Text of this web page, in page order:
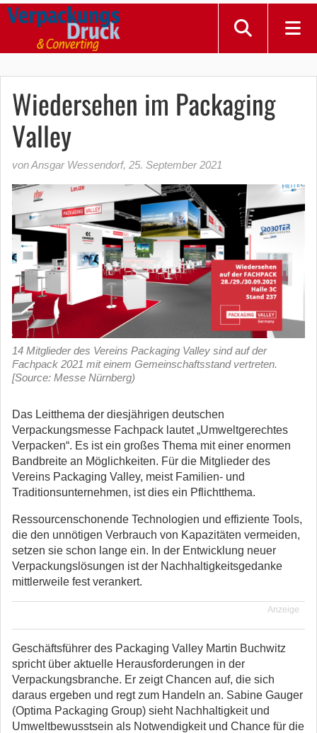
Wiedersehen im Packaging
Valley
von Ansgar Wessendorf, 25. September 2021
14 Mitglieder des Vereins Packaging Valley sind auf der
Fachpack 2021 mit einem Gemeinschaftsstand vertreten.
[Source: Messe Nürnberg)
Das Leitthema der diesjährigen deutschen
Verpackungsmesse Fachpack lautet „Umweltgerechtes
Verpacken“. Es ist ein großes Thema mit einer enormen
Bandbreite an Möglichkeiten. Für die Mitglieder des
Vereins Packaging Valley, meist Familien- und
Traditionsunternehmen, ist dies ein Pflichtthema.
Ressourcenschonende Technologien und effiziente Tools,
die den unnötigen Verbrauch von Kapazitäten vermeiden,
setzen sie schon lange ein. In der Entwicklung neuer
Verpackungslösungen ist der Nachhaltigkeitsgedanke
mittlerweile fest verankert.
Anzeige
Geschäftsführer des Packaging Valley Martin Buchwitz
spricht über aktuelle Herausforderungen in der
Verpackungsbranche. Er zeigt Chancen auf, die sich
daraus ergeben und regt zum Handeln an. Sabine Gauger
(Optima Packaging Group) sieht Nachhaltigkeit und
Umweltbewusstsein als Notwendigkeit und Chance für die